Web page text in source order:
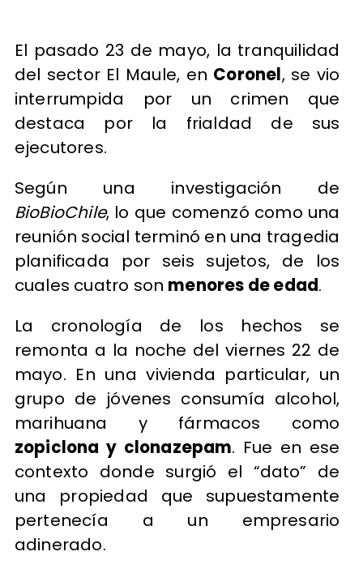
El pasado 23 de mayo, la tranquilidad
del sector El Maule, en Coronel, se vio
interrumpida por un crimen que
destaca por la frialdad de sus
ejecutores.
Según una investigación de
BioBioChile, lo que comenzó como una
reunión social terminó en una tragedia
planificada por seis sujetos, de los
cuales cuatro son menores de edad.
La cronología de los hechos se
remonta a la noche del viernes 22 de
mayo. En una vivienda particular, un
grupo de jóvenes consumía alcohol,
marihuana y fármacos como
zopiclona y clonazepam. Fue en ese
contexto donde surgió el “dato” de
una propiedad que supuestamente
pertenecía a un empresario
adinerado.